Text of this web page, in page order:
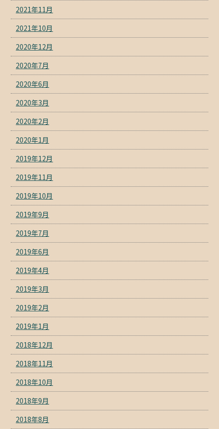
2021年11月
2021年10月
2020年12月
2020年7月
2020年6月
2020年3月
2020年2月
2020年1月
2019年12月
2019年11月
2019年10月
2019年9月
2019年7月
2019年6月
2019年4月
2019年3月
2019年2月
2019年1月
2018年12月
2018年11月
2018年10月
2018年9月
2018年8月